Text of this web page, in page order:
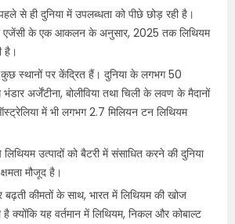
से ही दुनिया में उपलब्धता को पीछे छोड़ रही है।
एजेंसी के एक आकलन के अनुसार, 2025 तक लिथियम
है।
स्थानों पर केंद्रित हैं। दुनिया के लगभग 50
अर्जेंटीना, बोलीविया तथा चिली के लवण के मैदानों
में भी लगभग 2.7 मिलियन टन लिथियम
उत्पादों को बैटरी में संसाधित करने की दुनिया
मौजूद है।
बढ़ती कीमतों के साथ, भारत में लिथियम की खोज
है क्योंकि यह वर्तमान में लिथियम, निकल और कोबाल्ट